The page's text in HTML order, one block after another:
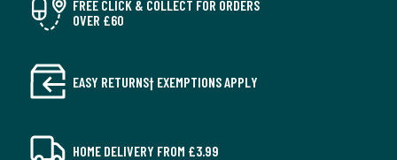
FREE CLICK & COLLECT FOR ORDERS
OVER £60
EASY RETURNS† EXEMPTIONS APPLY
HOME DELIVERY FROM £3.99